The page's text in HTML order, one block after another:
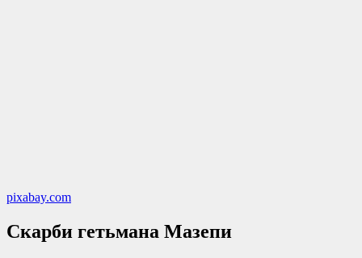
pixabay.com
Скарби гетьмана Мазепи